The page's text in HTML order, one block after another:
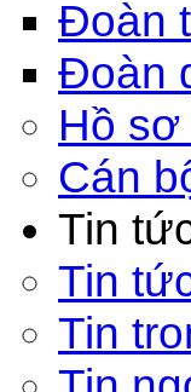
Đoàn
Đoàn
Hồ
Cán
Tin
Tin
Tin